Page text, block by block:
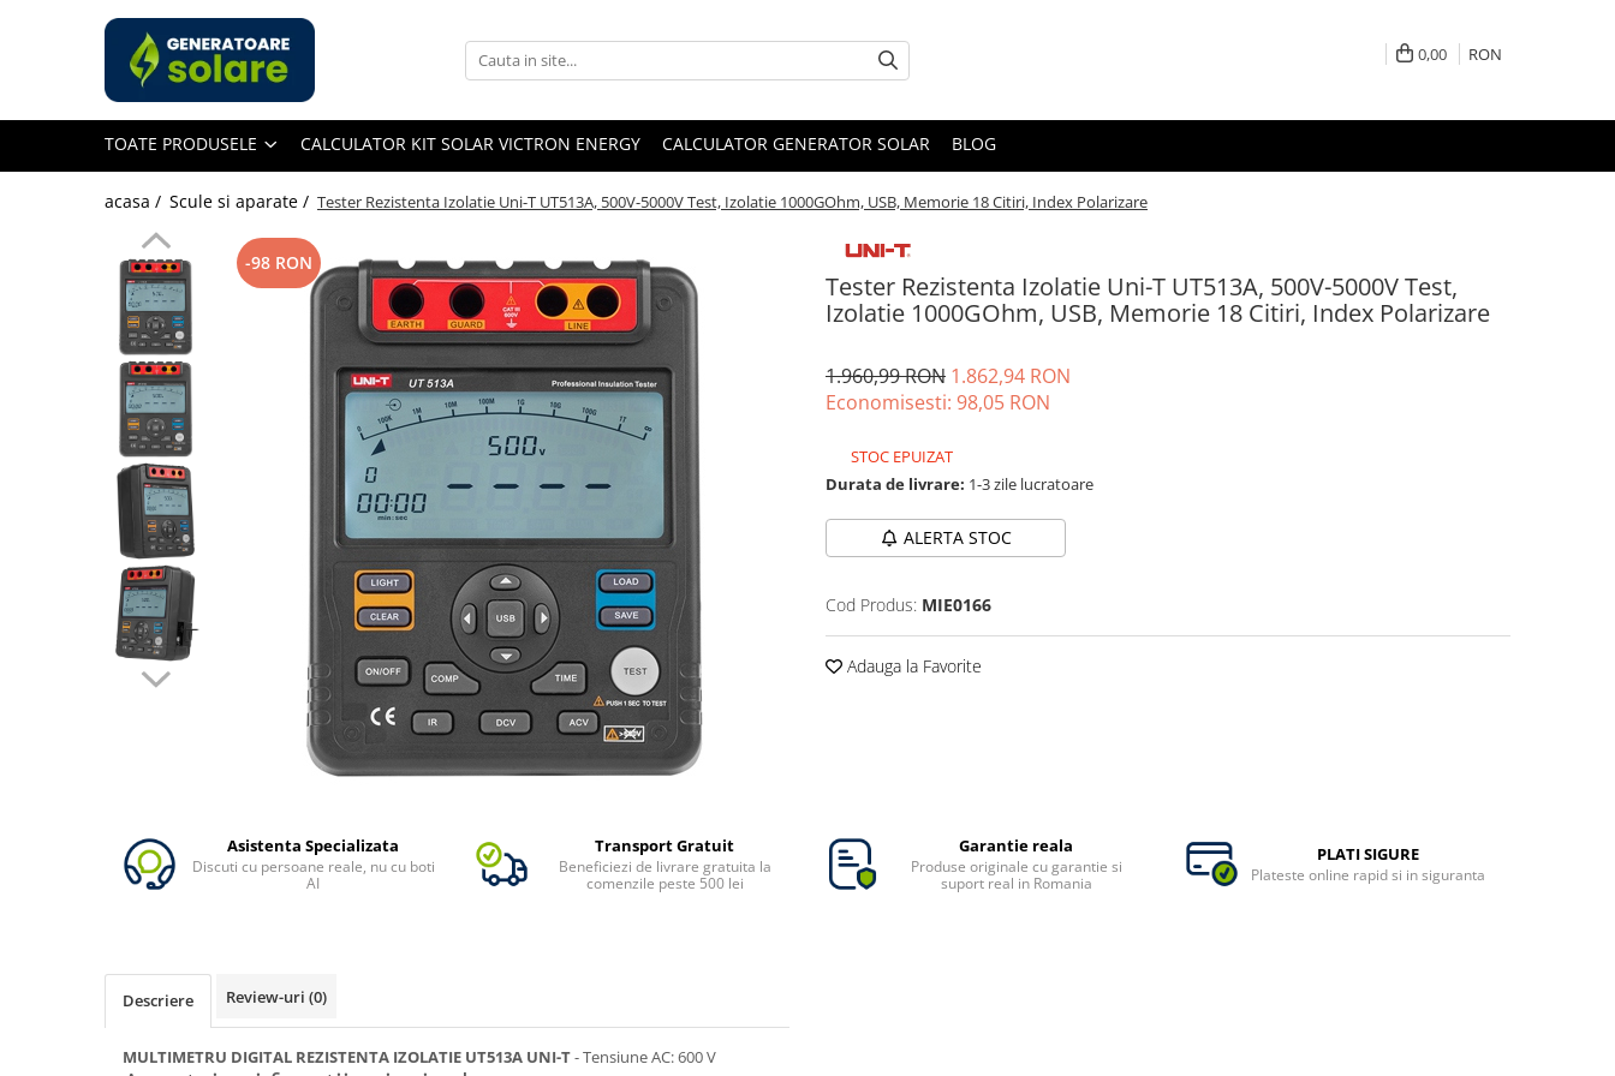
Toate Produsele
Cauta dupa capacitate
Intre 1000-2000W
Intre 2000-3000W
Cauta dupa marca
Vezi toate statiile
Accesorii Statii de Alimentare
Kituri Generatoare Solare
Cauta dupa capacitate
Toate generatoarele
Cauta dupa marca
0,00 RON
TOATE PRODUSELE CALCULATOR KIT SOLAR VICTRON ENERGY CALCULATOR GENERATOR SOLAR BLOG
acasa / Scule si aparate / Tester Rezistenta Izolatie Uni-T UT513A, 500V-5000V Test, Izolatie 1000GOhm, USB, Memorie 18 Citiri, Index Polarizare
Tester Rezistenta Izolatie Uni-T UT513A, 500V-5000V Test,
Izolatie 1000GOhm, USB, Memorie 18 Citiri, Index Polarizare
-98 RON
1.960,99 RON 1.862,94 RON
Economisesti: 98,05 RON
STOC EPUIZAT
Durata de livrare: 1-3 zile lucratoare
ALERTA STOC
Cod Produs: MIE0166
Adauga la Favorite
Asistenta Specializata
Discuti cu persoane reale, nu cu boti
AI
Transport Gratuit
Beneficiezi de livrare gratuita la
comenzile peste 500 lei
Garantie reala
Produse originale cu garantie si
suport real in Romania
PLATI SIGURE
Plateste online rapid si in siguranta
Descriere Review-uri (0)
MULTIMETRU DIGITAL REZISTENTA IZOLATIE UT513A UNI-T- Tensiune AC: 600 V